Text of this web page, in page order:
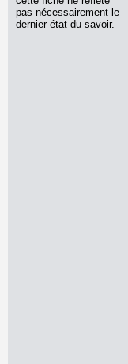
pas nécessairement le
dernier état du savoir.